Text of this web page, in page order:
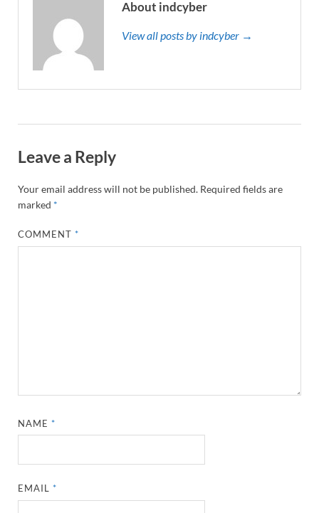
About indcyber
View all posts by indcyber →
Leave a Reply
Your email address will not be published. Required fields are
marked *
COMMENT*
NAME*
EMAIL*